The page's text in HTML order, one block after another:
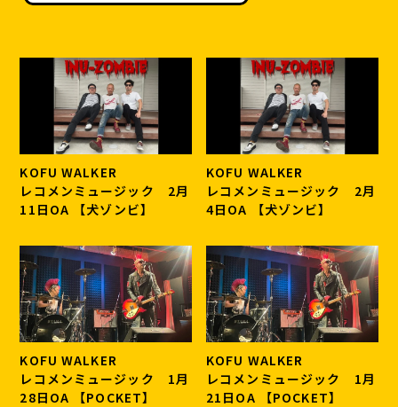
KOFU WALKER
レコメンミュージック 2月
11日OA 【犬ゾンビ】
KOFU WALKER
レコメンミュージック 2月
4日OA 【犬ゾンビ】
KOFU WALKER
レコメンミュージック 1月
28日OA 【POCKET】
KOFU WALKER
レコメンミュージック 1月
21日OA 【POCKET】